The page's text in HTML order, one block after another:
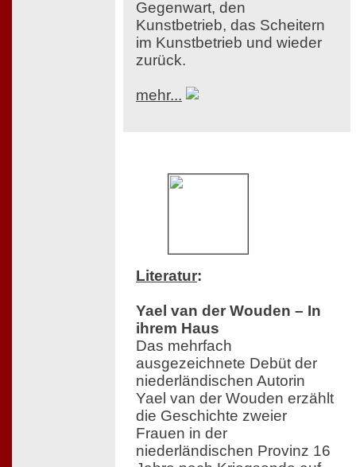
Gegenwart, den
Kunstbetrieb, das Scheitern
im Kunstbetrieb und wieder
zurück.
mehr...
Literatur:
Yael van der Wouden – In
ihrem Haus
Das mehrfach
ausgezeichnete Debüt der
niederländischen Autorin
Yael van der Wouden erzählt
die Geschichte zweier
Frauen in der
niederländischen Provinz 16